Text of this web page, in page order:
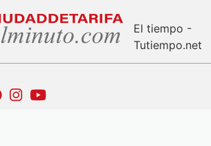
El tiempo -
Tutiempo.net